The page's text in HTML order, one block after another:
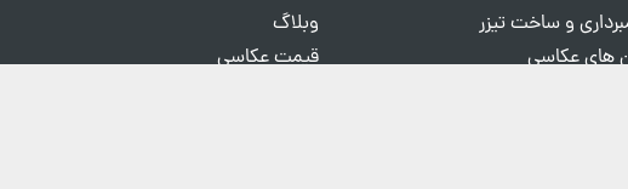
و ساخت تیزر
های عکاسی
وبلاگ
قیمت عکاسی